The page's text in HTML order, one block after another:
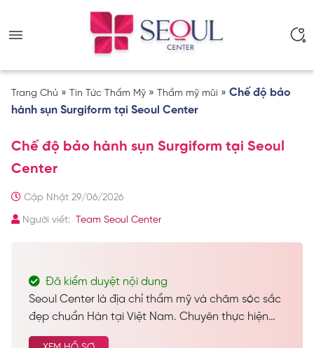
Trang Chủ » Tin Tức Thẩm Mỹ » Thẩm mỹ mũi » Chế độ bảo
hành sụn Surgiform tại Seoul Center
Chế độ bảo hành sụn Surgiform tại Seoul
Center
Cập Nhật 29/06/2026
Người viết: Team Seoul Center
Đã kiểm duyệt nội dung
Seoul Center là địa chỉ thẩm mỹ và chăm sóc sắc
đẹp chuẩn Hàn tại Việt Nam. Chuyên thực hiện
các dịch vụ spa làm đẹp, chăm sóc da công nghệ